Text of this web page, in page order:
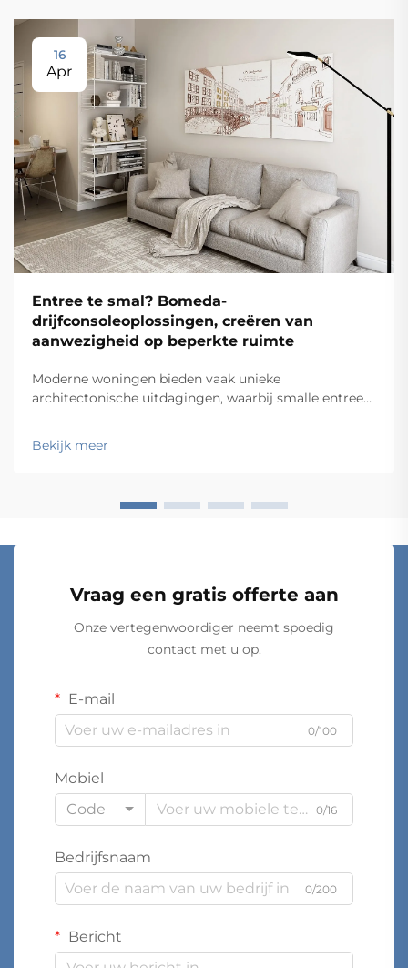
16
Apr
Entree te smal? Bomeda-
drijfconsoleoplossingen, creëren van
aanwezigheid op beperkte ruimte
Moderne woningen bieden vaak unieke
architectonische uitdagingen, waarbij smalle entrees
Deze compacte ruimtes vereisen doordachte
meubeloplossingen die de functionaliteit
Bekijk meer
Vraag een gratis offerte aan
Onze vertegenwoordiger neemt spoedig
contact met u op.
E-mail
0/100
Mobiel
Code
0/16
Bedrijfsnaam
0/200
Bericht